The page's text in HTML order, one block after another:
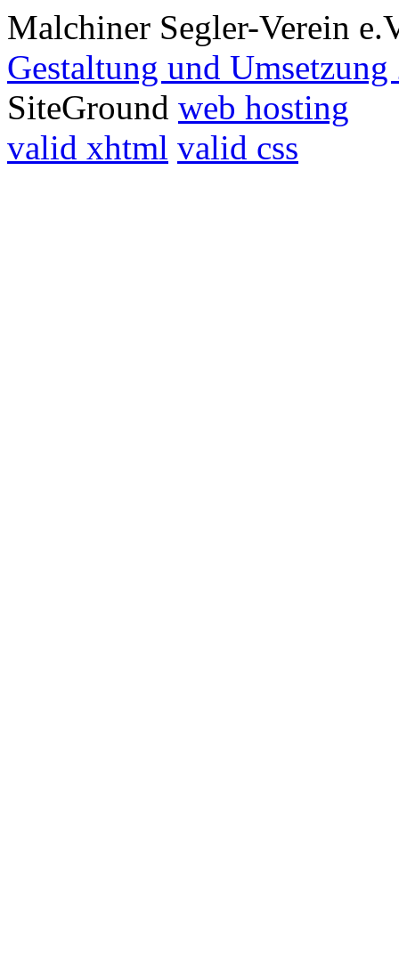
Malchiner Segler-Verein
Gestaltung und Umsetzung
SiteGround web hosting
valid xhtml valid css